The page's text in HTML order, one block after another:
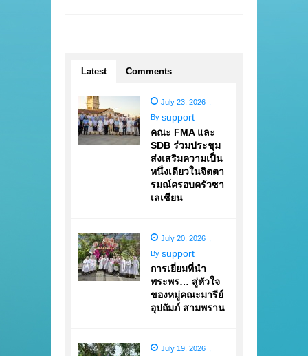
Latest Comments
July 23, 2026
By support
คณะ FMA และ
SDB ร่วมประชุม
ส่งเสริมความเป็น
หนึ่งเดียวในจิตตา
รมณ์ครอบครัวซา
เลเซียน
July 20, 2026
By support
การเยี่ยมที่นำ
พระพร… สู่หัวใจ
ของหมู่คณะมารีย์
อุปถัมภ์ สามพราน
July 19, 2026